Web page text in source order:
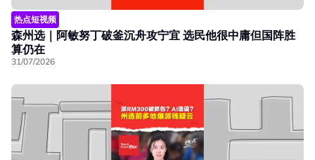
热点短视频
森州选｜阿敏努丁破釜沉舟攻宁宜 选民他很中庸但国阵胜
算仍在
31/07/2026